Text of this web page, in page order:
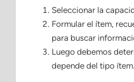
Seleccionar la
Formular el ítem,
para buscar
Luego debemos
depende del tipo ítem.